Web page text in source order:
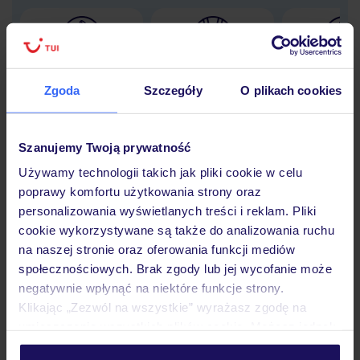
Zgoda Szczegóły O plikach cookies
Szanujemy Twoją prywatność
Używamy technologii takich jak pliki cookie w celu
poprawy komfortu użytkowania strony oraz
personalizowania wyświetlanych treści i reklam. Pliki
cookie wykorzystywane są także do analizowania ruchu
na naszej stronie oraz oferowania funkcji mediów
społecznościowych. Brak zgody lub jej wycofanie może
negatywnie wpłynąć na niektóre funkcje strony.
Klikając „Zezwól na wszystkie” wyrażasz zgodę na
personalizować swój wybór wchodząc w zakładkę
Hotel
Pokoje
Wyżywienie